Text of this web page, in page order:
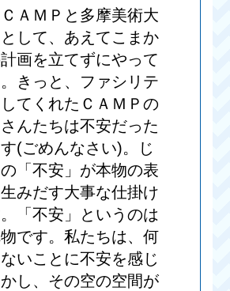
ＡＭＰと多摩美術大
して、あえてこまか
画を立てずにやって
きっと、ファシリテ
てくれたＣＡＭＰの
んたちは不安だった
(ごめんなさい)。じ
「不安」が本物の表
みだす大事な仕掛け
「不安」というのは
です。私たちは、何
いことに不安を感じ
し、その空の空間が